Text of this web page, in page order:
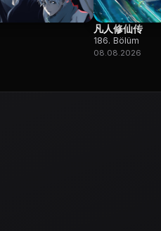
凡人修仙传
186. Bölüm
08.08.2026